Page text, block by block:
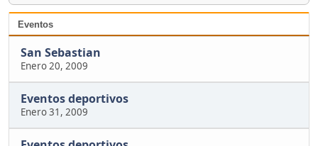
Eventos
San Sebastian
Enero 20, 2009
Eventos deportivos
Enero 31, 2009